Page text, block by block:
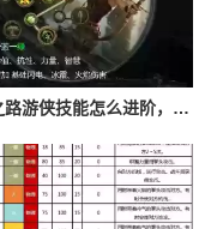
流放之路游侠技能怎么进阶，流放之路游侠技能怎么进阶的